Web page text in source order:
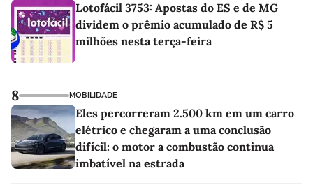
Lotofácil 3753: Apostas do ES e de MG
dividem o prêmio acumulado de R$ 5
milhões nesta terça-feira
8 MOBILIDADE
Eles percorreram 2.500 km em um carro
elétrico e chegaram a uma conclusão
difícil: o motor a combustão continua
imbatível na estrada